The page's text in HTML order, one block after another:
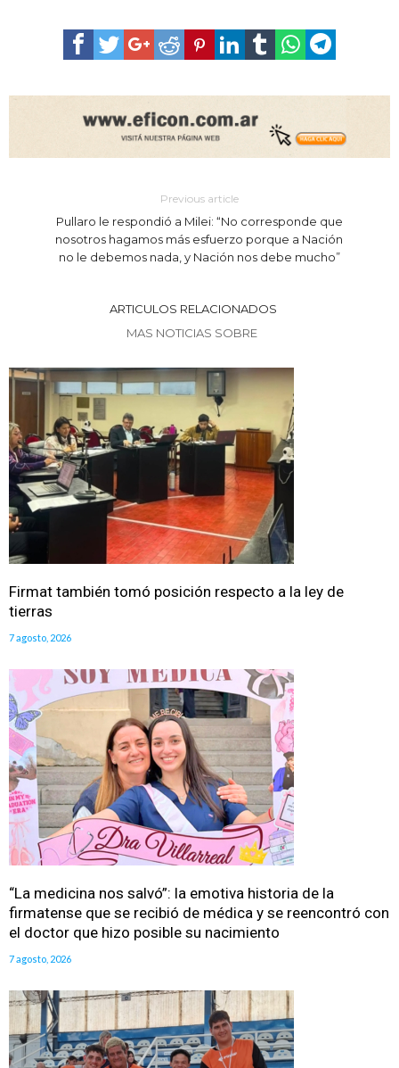
Previous article
Pullaro le respondió a Milei: “No corresponde que
nosotros hagamos más esfuerzo porque a Nación
no le debemos nada, y Nación nos debe mucho”
ARTICULOS RELACIONADOS
MAS NOTICIAS SOBRE
Firmat también tomó posición respecto a la ley de
tierras
7 agosto, 2026
“La medicina nos salvó”: la emotiva historia de la
firmatense que se recibió de médica y se reencontró con
el doctor que hizo posible su nacimiento
7 agosto, 2026